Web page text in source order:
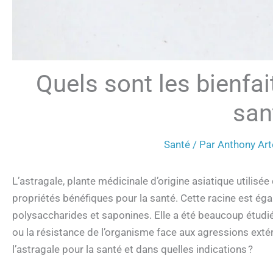
Quels sont les
Santé/ Par Anthony
L’astragale, plante médicinale d’origine asiatique
propriétés bénéfiques pour la santé. Cette racine est
polysaccharides et saponines. Elle a été beaucoup
ou la résistance de l’organisme face aux agressions
l’astragale pour la santé et dans quelles indications ?